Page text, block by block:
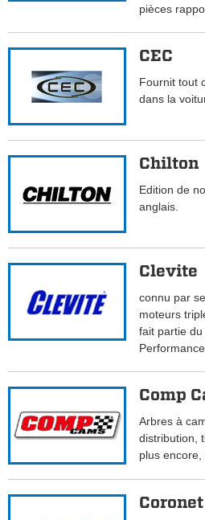
pièces
CEC
Fournit tout
dans la
Chilton
Edition de
anglais.
Clevite
connu par
moteurs
fait partie
Comp
Arbres à
distribution,
plus encore,
Coronet